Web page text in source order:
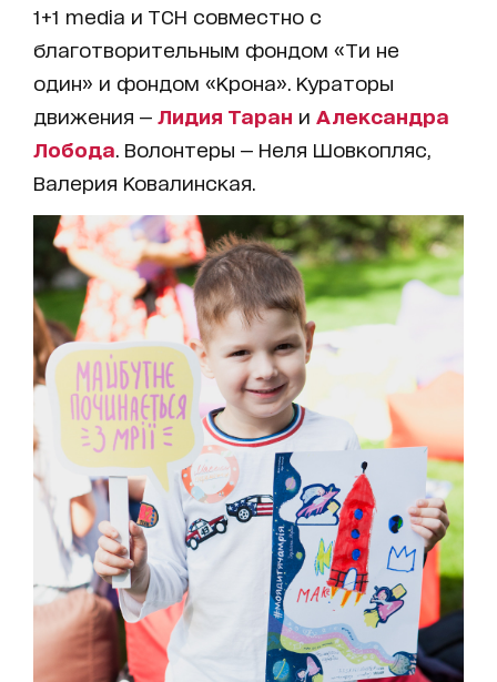
1+1 media и ТСН совместно с
благотворительным фондом «Ти не
один» и фондом «Крона». Кураторы
движения — Лидия Таран и Александра
Лобода . Волонтеры — Неля Шовкопляс,
Валерия Ковалинская.